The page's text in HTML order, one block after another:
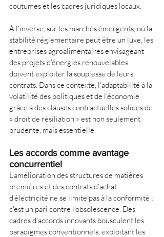
coutumes et les cadres juridiques locaux.
À l'inverse, sur les marchés émergents, où la
stabilité réglementaire peut être un luxe, les
entreprises agroalimentaires envisageant
des projets d'énergies renouvelables
doivent exploiter la souplesse de leurs
contrats. Dans ce contexte, l'adaptabilité à la
volatilité des politiques et de l'économie
grâce à des clauses contractuelles solides de
« droit de résiliation » est non seulement
prudente, mais essentielle.
Les accords comme avantage
concurrentiel
L'amélioration des structures de matières
premières et des contrats d'achat
d'électricité ne se limite pas à la conformité ;
c'est un pari contre l'obsolescence. Des
cadres d'accords innovants bousculent les
paradigmes conventionnels, exploitant les